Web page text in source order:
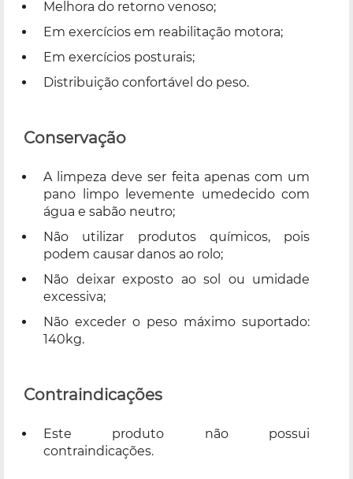
Melhora do retorno venoso;
Em exercícios em reabilitação motora;
Em exercícios posturais;
Distribuição confortável do peso.
Conservação
A limpeza deve ser feita apenas com um
pano limpo levemente umedecido com
água e sabão neutro;
Não utilizar produtos químicos, pois
podem causar danos ao rolo;
Não deixar exposto ao sol ou umidade
excessiva;
Não exceder o peso máximo suportado:
140kg.
Contraindicações
Este produto não possui
contraindicações.